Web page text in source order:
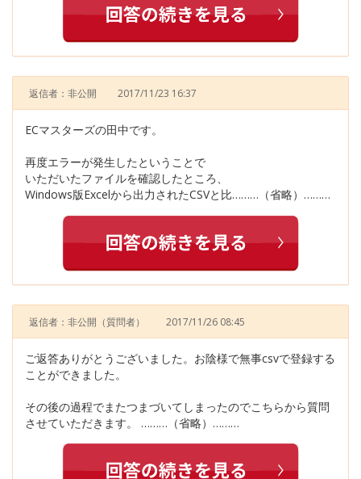
返信者：非公開 2017/11/23 16:37
ECマスターズの田中です。
再度エラーが発生したということで
いただいたファイルを確認したところ、
Windows版Excelから出力されたCSVと比………（省略）………
返信者：非公開 （質問者） 2017/11/26 08:45
ご返答ありがとうございました。お陰様で無事csvで登録する
ことができました。
その後の過程でまたつまづいてしまったのでこちらから質問
させていただきます。 ………（省略）………